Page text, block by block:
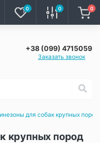
0 0 0
+38 (099) 4715059
Заказать звонок
для собак крупных пород
крупных пород